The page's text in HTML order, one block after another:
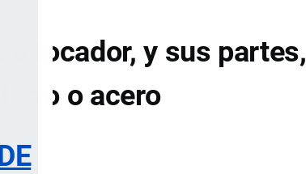
o tocador, y sus partes,
o acero